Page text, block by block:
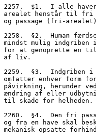
2257.  $1.  I alle
arealet henstår til fri
og passage (fri-
2258.  §2.  Human
mindst mulig
for at genoprette en
af liv.
2259.  §3.  Indgriben i
omfatter enhver form for
påvirkning, herunder
ændring af eller
til skade for helheden.
2260.  §4.  Den fri
og fra en have skal
mekanisk opsatte